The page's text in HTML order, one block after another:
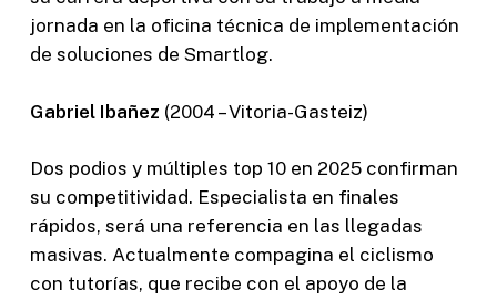
jornada en la oficina técnica de implementación
de soluciones de Smartlog.
Gabriel Ibañez (2004 – Vitoria-Gasteiz)
Dos podios y múltiples top 10 en 2025 confirman
su competitividad. Especialista en finales
rápidos, será una referencia en las llegadas
masivas. Actualmente compagina el ciclismo
con tutorías, que recibe con el apoyo de la